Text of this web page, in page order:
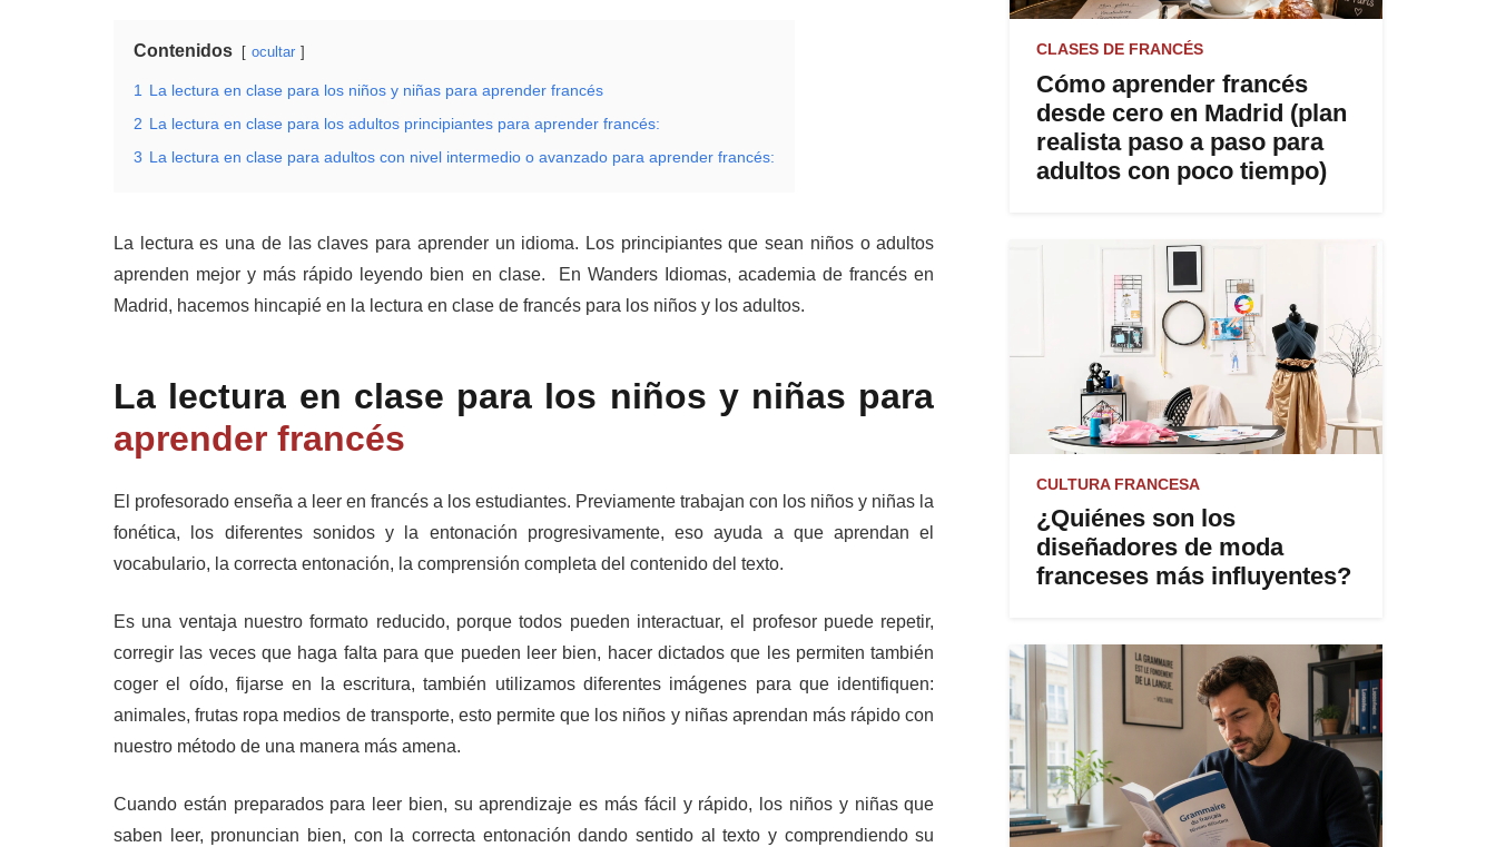
Contenidos ocultar
1
La lectura en clase para los niños y niñas para aprender francés
2 La lectura en clase para los adultos principiantes para aprender francés:
3 La lectura en clase para adultos con nivel intermedio o avanzado para aprender francés:
La lectura es una de las claves para aprender un idioma. Los principiantes que sean niños o adultos
aprenden mejor y más rápido leyendo bien en clase. En Wanders Idiomas, academia de francés en
Madrid, hacemos hincapié en la lectura en clase de francés para los niños y los adultos.
La lectura en clase para los niños y niñas para
aprender francés
El profesorado enseña a leer en francés a los estudiantes. Previamente trabajan con los niños y niñas la
fonética, los diferentes sonidos y la entonación progresivamente, eso ayuda a que aprendan el
vocabulario, la correcta entonación, la comprensión completa del contenido del texto.
Es una ventaja nuestro formato reducido, porque todos pueden interactuar, el profesor puede repetir,
corregir las veces que haga falta para que pueden leer bien, hacer dictados que les permiten también
coger el oído, fijarse en la escritura, también utilizamos diferentes imágenes para que identifiquen:
animales, frutas ropa medios de transporte, esto permite que los niños y niñas aprendan más rápido con
nuestro método de una manera más amena.
Cuando están preparados para leer bien, su aprendizaje es más fácil y rápido, los niños y niñas que
saben leer, pronuncian bien, con la correcta entonación dando sentido al texto y comprendiendo su
CLASES DE FRANCÉS
Cómo aprender francés
desde cero en Madrid (plan
realista paso a paso para
adultos con poco tiempo)
CULTURA FRANCESA
¿Quiénes son los
diseñadores de moda
franceses más influyentes?